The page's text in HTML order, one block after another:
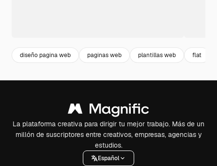
diseño pagina web paginas web plantillas web flat
La plataforma creativa para dirigir tu mejor trabajo. Más de un
millón de suscriptores entre creativos, empresas, agencias y
estudios.
Español